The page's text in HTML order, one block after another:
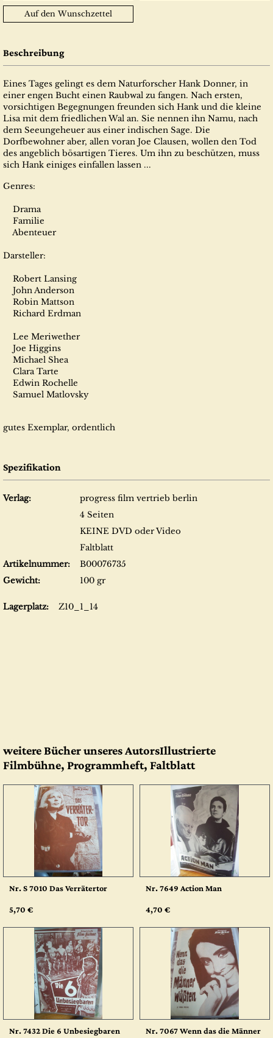
Auf den Wunschzettel
Beschreibung
Eines Tages gelingt es dem Naturforscher Hank Donner, in
einer engen Bucht einen Raubwal zu fangen. Nach ersten,
vorsichtigen Begegnungen freunden sich Hank und die kleine
Lisa mit dem friedlichen Wal an. Sie nennen ihn Namu, nach
dem Seeungeheuer aus einer indischen Sage. Die
Dorfbewohner aber, allen voran Joe Clausen, wollen den Tod
des angeblich bösartigen Tieres. Um ihn zu beschützen, muss
sich Hank einiges einfallen lassen ...
Genres:
Drama
Familie
Abenteuer
Darsteller:
Robert Lansing
John Anderson
Robin Mattson
Richard Erdman
Lee Meriwether
Joe Higgins
Michael Shea
Clara Tarte
Edwin Rochelle
Samuel Matlovsky
gutes Exemplar, ordentlich
Spezifikation
Verlag:
progress film vertrieb berlin
4 Seiten
KEINE DVD oder Video
Faltblatt
Artikelnummer:
B00076735
Gewicht:
100 gr
Lagerplatz: Z10_1_14
weitere Bücher unseres AutorsIllustrierte
Filmbühne, Programmheft, Faltblatt
Nr. S 7010 Das Verrätertor
5,70 €
Nr. 7649 Action Man
4,70 €
Nr. 7432 Die 6 Unbesiegbaren
Nr. 7067 Wenn das die Männer